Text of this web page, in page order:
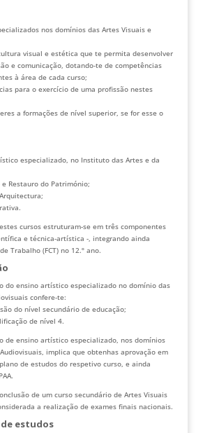
nos domínios das Artes Visuais e
visual e estética que te permita desenvolver
e comunicação, dotando-te de competências
à área de cada curso;
para o exercício de uma profissão nestes
a formações de nível superior, se for esse o
especializado, no Instituto das Artes e da
e Restauro do Património;
cursos estruturam-se em três componentes
e técnica-artística -, integrando ainda
Trabalho (FCT) no 12.º ano.
do ensino artístico especializado no domínio das
confere-te:
do nível secundário de educação;
de nível 4.
de ensino artístico especializado, nos domínios
implica que obtenhas aprovação em
de estudos do respetivo curso, e ainda
de um curso secundário de Artes Visuais
a realização de exames finais nacionais.
estudos